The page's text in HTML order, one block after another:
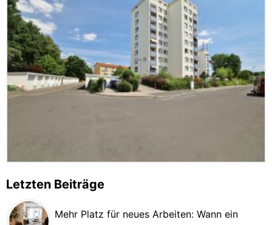
Letzten Beiträge
Mehr Platz für neues Arbeiten: Wann ein